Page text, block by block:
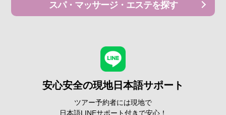
スパ・マッサージ・エステを探す
安心安全の現地日本語サポート
ツアー予約者には現地で
日本語LINEサポート付きで安心！